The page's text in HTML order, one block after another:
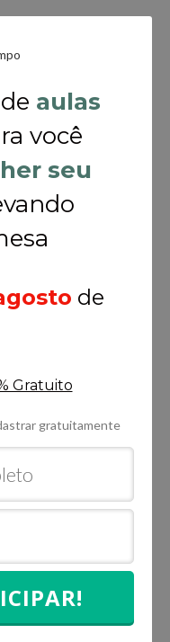
aulas
você
seu
de
Gratuito
gratuitamente